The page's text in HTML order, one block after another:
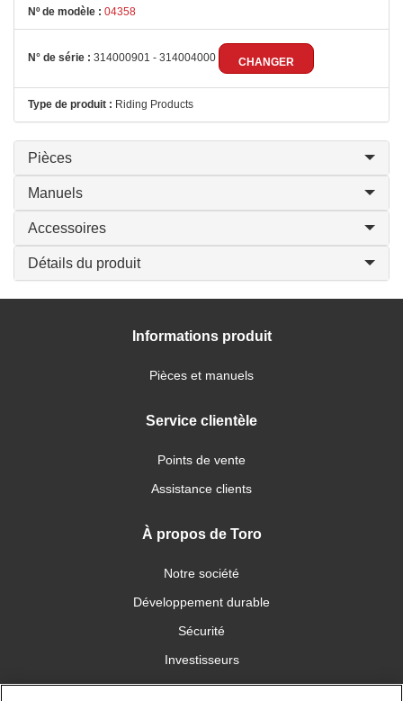
Nº de modèle : 04358
N° de série : 314000901 - 314004000 CHANGER
Type de produit : Riding Products
Pièces
Manuels
Accessoires
Détails du produit
Informations produit
Pièces et manuels
Service clientèle
Points de vente
Assistance clients
À propos de Toro
Notre société
Développement durable
Sécurité
Investisseurs
Carrières